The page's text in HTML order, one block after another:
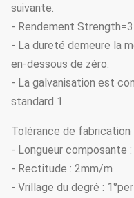
suivante.
- Rendement
- La dureté demeure la
en-dessous de zéro.
- La galvanisation est
standard 1.
Tolérance de fabrication
- Longueur composante
- Rectitude : 2mm/m
- Vrillage du degré :